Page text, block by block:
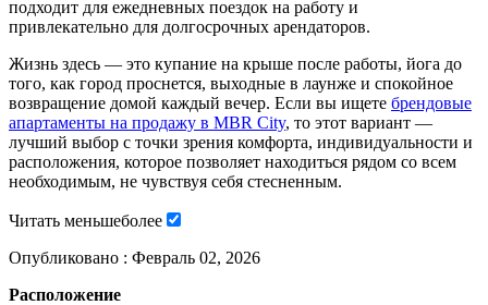
подходит для ежедневных поездок на работу и
привлекательно для долгосрочных арендаторов.
Жизнь здесь — это купание на крыше после работы, йога до
того, как город проснется, выходные в лаунже и спокойное
возвращение домой каждый вечер. Если вы ищете брендовые
апартаменты на продажу в MBR City, то этот вариант —
лучший выбор с точки зрения комфорта, индивидуальности и
расположения, которое позволяет находиться рядом со всем
необходимым, не чувствуя себя стесненным.
Читать меньшеболее
Опубликовано : Февраль 02, 2026
Расположение